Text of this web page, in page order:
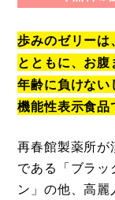
歩みのゼリーは
とともに、お腹
年齢に負けない
機能性表示食品
再春館製薬所が
である「ブラッ
ン」の他、高